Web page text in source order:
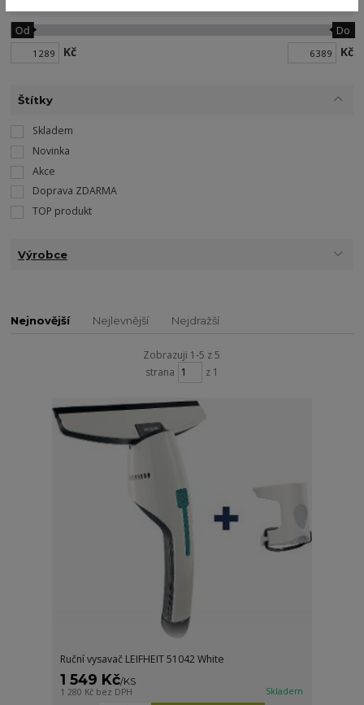
Kč
Od Do
Kč
Štítky
Skladem
Novinka
Akce
Doprava ZDARMA
TOP produkt
Výrobce
Nejnovější Nejlevnější Nejdražší
Zobrazuji 1-5 z 5
strana
z 1
Ruční vysavač LEIFHEIT 51042 White
1 549 Kč/KS
1 280 Kč bez DPH Skladem